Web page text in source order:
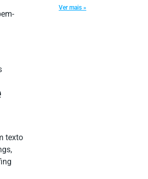
texto
Ver mais »